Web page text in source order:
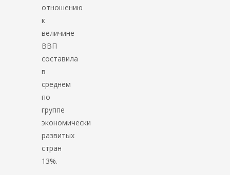
отношению
к
величине
ВВП
составила
в
среднем
по
группе
экономически
развитых
стран
13%.